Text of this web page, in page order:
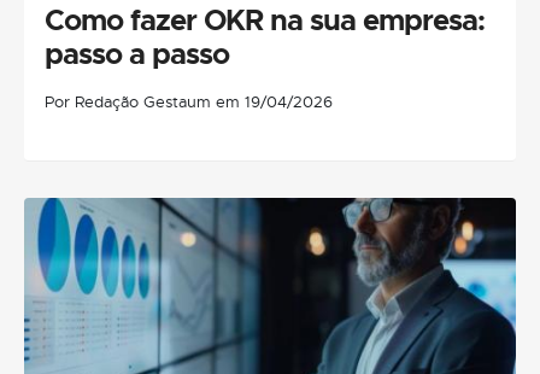
Como fazer OKR na sua empresa:
passo a passo
Por Redação Gestaum em 19/04/2026